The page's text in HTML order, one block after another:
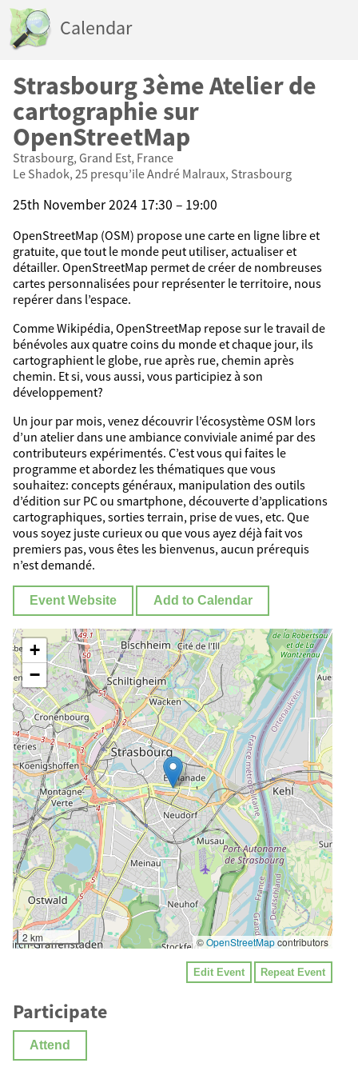
Calendar
Strasbourg 3ème Atelier de
cartographie sur
OpenStreetMap
Strasbourg, Grand Est, France
Le Shadok, 25 presqu’ile André Malraux, Strasbourg
25th November 2024 17:30 – 19:00
OpenStreetMap (OSM) propose une carte en ligne libre et
gratuite, que tout le monde peut utiliser, actualiser et
détailler. OpenStreetMap permet de créer de nombreuses
cartes personnalisées pour représenter le territoire, nous
repérer dans l’espace.
Comme Wikipédia, OpenStreetMap repose sur le travail de
bénévoles aux quatre coins du monde et chaque jour, ils
cartographient le globe, rue après rue, chemin après
chemin. Et si, vous aussi, vous participiez à son
développement?
Un jour par mois, venez découvrir l’écosystème OSM lors
d’un atelier dans une ambiance conviviale animé par des
contributeurs expérimentés. C’est vous qui faites le
programme et abordez les thématiques que vous
souhaitez: concepts généraux, manipulation des outils
d’édition sur PC ou smartphone, découverte d’applications
cartographiques, sorties terrain, prise de vues, etc. Que
vous soyez juste curieux ou que vous ayez déjà fait vos
premiers pas, vous êtes les bienvenus, aucun prérequis
n’est demandé.
Event Website Add to Calendar
+
−
2 km ©OpenStreetMapcontributors
Edit Event Repeat Event
Participate
Attend